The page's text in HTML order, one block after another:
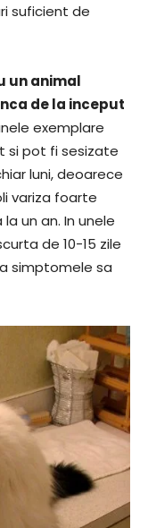
suficient de
un animal
de la inceput
exemplare
si pot fi sesizate
luni, deoarece
variza foarte
un an. In unele
de 10-15 zile
simptomele sa